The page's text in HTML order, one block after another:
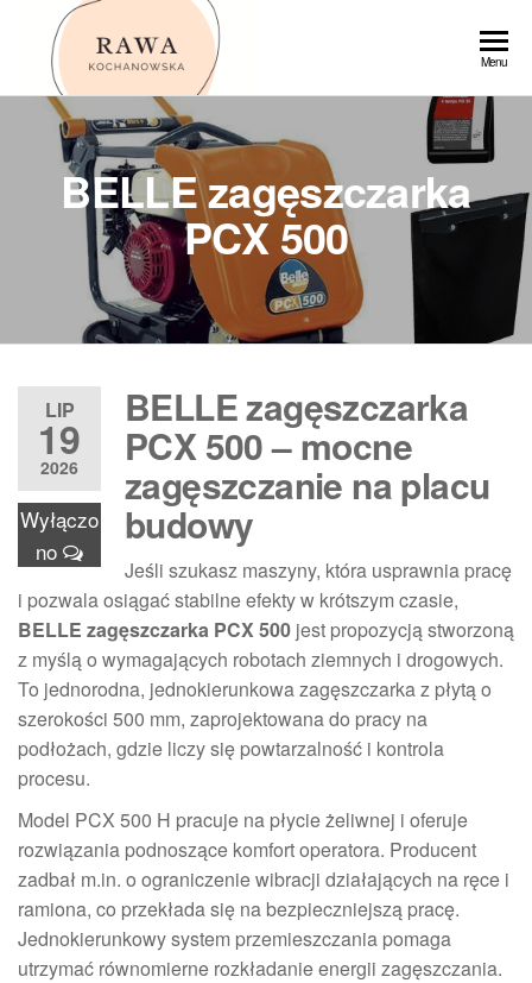
Przejdź
Menu
BELLE zagęszczarka
PCX 500
LIP
19
2026
Wyłączo
no
BELLE zagęszczarka
PCX 500 – mocne
zagęszczanie na placu
budowy
Jeśli szukasz maszyny, która usprawnia pracę
i pozwala osiągać stabilne efekty w krótszym czasie,
BELLE zagęszczarka PCX 500 jest propozycją stworzoną
z myślą o wymagających robotach ziemnych i drogowych.
To jednorodna, jednokierunkowa zagęszczarka z płytą o
szerokości 500 mm, zaprojektowana do pracy na
podłożach, gdzie liczy się powtarzalność i kontrola
procesu.
Model PCX 500 H pracuje na płycie żeliwnej i oferuje
rozwiązania podnoszące komfort operatora. Producent
zadbał m.in. o ograniczenie wibracji działających na ręce i
ramiona, co przekłada się na bezpieczniejszą pracę.
Jednokierunkowy system przemieszczania pomaga
utrzymać równomierne rozkładanie energii zagęszczania.